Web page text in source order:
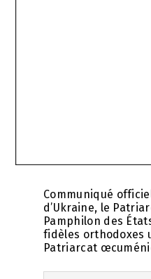
Communiqué
d’Ukraine, le
Pamphilon des
fidèles orthodoxes
Patriarcat